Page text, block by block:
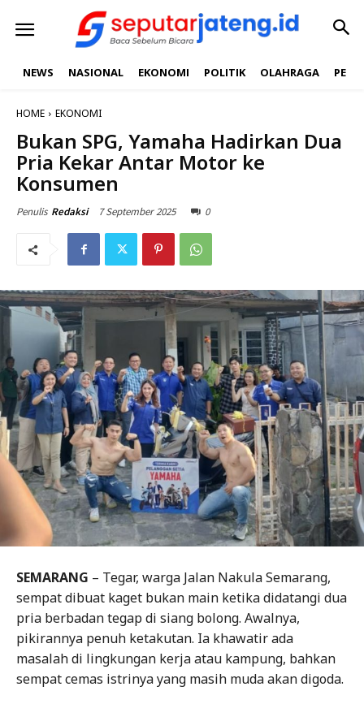
NEWS NASIONAL EKONOMI POLITIK OLAHRAGA
HOME EKONOMI
Bukan SPG, Yamaha Hadirkan Dua
Pria Kekar Antar Motor ke
Konsumen
Penulis Redaksi 7 September 2025 0
SEMARANG – Tegar, warga Jalan Nakula Semarang,
sempat dibuat kaget bukan main ketika didatangi dua
pria berbadan tegap di siang bolong. Awalnya,
pikirannya penuh ketakutan. Ia khawatir ada
masalah di lingkungan kerja atau kampung, bahkan
sempat cemas istrinya yang masih muda akan digoda.